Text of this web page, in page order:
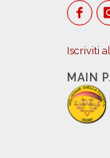
Iscriviti
MAIN